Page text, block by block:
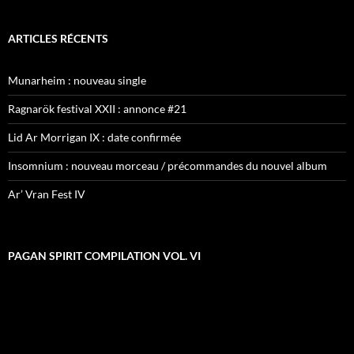
ARTICLES RÉCENTS
Munarheim : nouveau single
Ragnarök festival XXII : annonce #21
Lid Ar Morrigan IX : date confirmée
Insomnium : nouveau morceau / précommandes du nouvel album
Ar’ Vran Fest IV
PAGAN SPIRIT COMPILATION VOL. VI